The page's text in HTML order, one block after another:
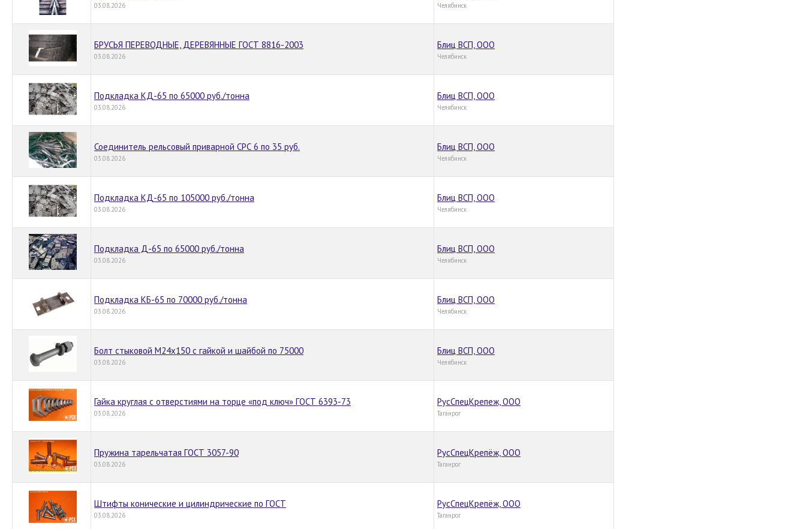
03.08.2026 Челябинск
БРУСЬЯ ПЕРЕВОДНЫЕ, ДЕРЕВЯННЫЕ ГОСТ 8816-2003
03.08.2026
Блиц ВСП, OOO
Челябинск
Подкладка КД-65 по 65000 руб./тонна
03.08.2026
Блиц ВСП, OOO
Челябинск
Соединитель рельсовый приварной СРС 6 по 35 руб.
03.08.2026
Блиц ВСП, OOO
Челябинск
Подкладка КД-65 по 105000 руб./тонна
03.08.2026
Блиц ВСП, OOO
Челябинск
Подкладка Д-65 по 65000 руб./тонна
03.08.2026
Блиц ВСП, OOO
Челябинск
Подкладка КБ-65 по 70000 руб./тонна
03.08.2026
Блиц ВСП, OOO
Челябинск
Болт стыковой М24х150 с гайкой и шайбой по 75000
03.08.2026
Блиц ВСП, OOO
Челябинск
Гайка круглая с отверстиями на торце «под ключ» ГОСТ 6393-73
03.08.2026
РусСпецКрепеж, ООО
Таганрог
Пружина тарельчатая ГОСТ 3057-90
03.08.2026
РусСпецКрепёж, ООО
Таганрог
Штифты конические и цилиндрические по ГОСТ
03.08.2026
РусСпецКрепёж, ООО
Таганрог